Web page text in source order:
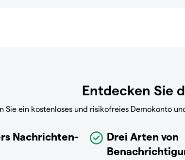
Entdecken Sie
Sie ein kostenloses und risikofreies Demokonto
Nachrichten-
Drei Arten von